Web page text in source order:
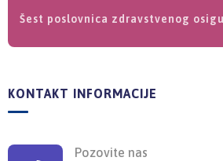
Šest poslovnica zdravstvenog
KONTAKT INFORMACIJE
Pozovite nas